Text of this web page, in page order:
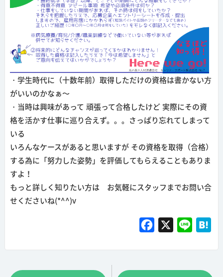
・学生時代に（十数年前）取得しただけの資格は書かない方
がいいのかなぁ～
・当時は興味があって 頑張って合格したけど 実際にその資
格を活かす仕事に巡り合えず。。。さっぱり忘れてしまって
いる
いろんなケースがあると思いますが その資格を取得（合格）
する為に「努力した姿勢」を評価してもらえることもありま
すよ！
もっと詳しく知りたい方は お気軽にスタッフまでお問い合
せくださいね(*^^)v
e
e